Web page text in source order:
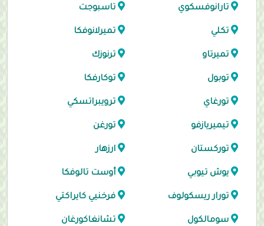
تارانوفسكوي تاسبوجت
تكلي تميرلانوفكا
تميرتاو ترنوزك
توبول توكارفكا
تورغاي ترويبراتسكي
تيميريازفو تورغن
توركستان ارزهار
يوش تيوبي أوست تالوفكا
تورار ريسكولوف فرخنيي كايراكتي
سومالكول تشانغاكورغان